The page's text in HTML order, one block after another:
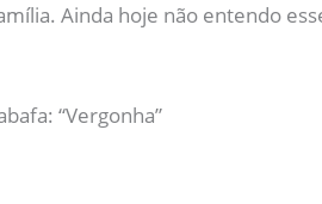
Ainda hoje não entendo
“Vergonha”